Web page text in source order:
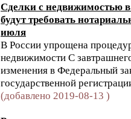
Сделки с недвижимостью в
будут требовать
июля
В России упрощена
недвижимости С
изменения в Федеральный
государственной
(добавлено 2019-08-13 )